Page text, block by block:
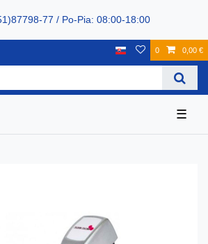
77 / Po-Pia: 08:00-18:00
0 0,00 €
☰